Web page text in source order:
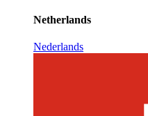
Netherlands
Nederlands